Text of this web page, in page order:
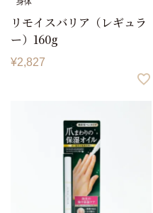
リモイスバリア（レギュラ
ー）160g
¥2,827